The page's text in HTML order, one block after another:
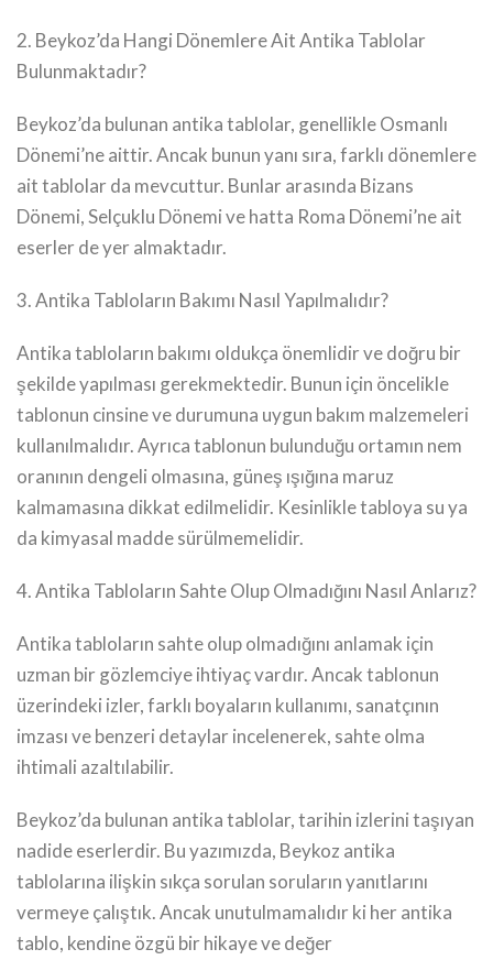
2. Beykoz’da Hangi Dönemlere Ait Antika Tablolar
Bulunmaktadır?
Beykoz’da bulunan antika tablolar, genellikle Osmanlı
Dönemi’ne aittir. Ancak bunun yanı sıra, farklı dönemlere
ait tablolar da mevcuttur. Bunlar arasında Bizans
Dönemi, Selçuklu Dönemi ve hatta Roma Dönemi’ne ait
eserler de yer almaktadır.
3. Antika Tabloların Bakımı Nasıl Yapılmalıdır?
Antika tabloların bakımı oldukça önemlidir ve doğru bir
şekilde yapılması gerekmektedir. Bunun için öncelikle
tablonun cinsine ve durumuna uygun bakım malzemeleri
kullanılmalıdır. Ayrıca tablonun bulunduğu ortamın nem
oranının dengeli olmasına, güneş ışığına maruz
kalmamasına dikkat edilmelidir. Kesinlikle tabloya su ya
da kimyasal madde sürülmemelidir.
4. Antika Tabloların Sahte Olup Olmadığını Nasıl Anlarız?
Antika tabloların sahte olup olmadığını anlamak için
uzman bir gözlemciye ihtiyaç vardır. Ancak tablonun
üzerindeki izler, farklı boyaların kullanımı, sanatçının
imzası ve benzeri detaylar incelenerek, sahte olma
ihtimali azaltılabilir.
Beykoz’da bulunan antika tablolar, tarihin izlerini taşıyan
nadide eserlerdir. Bu yazımızda, Beykoz antika
tablolarına ilişkin sıkça sorulan soruların yanıtlarını
vermeye çalıştık. Ancak unutulmamalıdır ki her antika
tablo, kendine özgü bir hikaye ve değer